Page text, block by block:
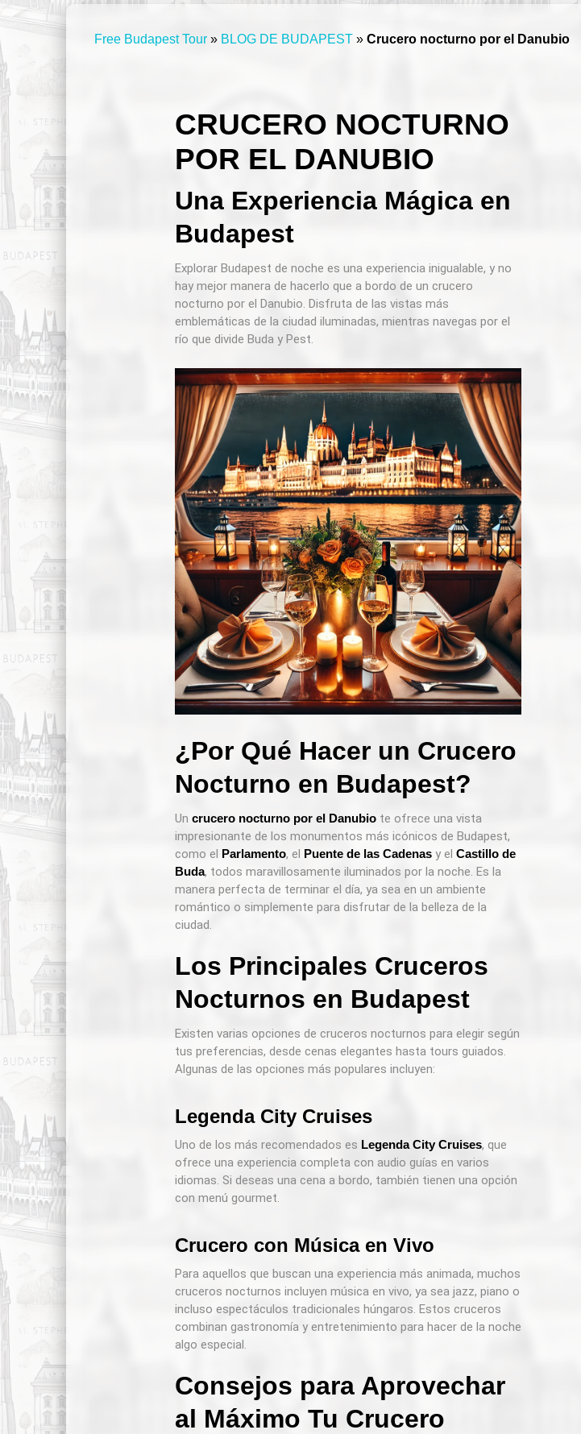
Free Budapest Tour » BLOG DE BUDAPEST » Crucero nocturno por el Danubio
CRUCERO NOCTURNO
POR EL DANUBIO
Una Experiencia Mágica en
Budapest
Explorar Budapest de noche es una experiencia inigualable, y no
hay mejor manera de hacerlo que a bordo de un crucero
nocturno por el Danubio. Disfruta de las vistas más
emblemáticas de la ciudad iluminadas, mientras navegas por el
río que divide Buda y Pest.
¿Por Qué Hacer un Crucero
Nocturno en Budapest?
Un crucero nocturno por el Danubio te ofrece una vista
impresionante de los monumentos más icónicos de Budapest,
como el Parlamento, el Puente de las Cadenas y el Castillo de
Buda, todos maravillosamente iluminados por la noche. Es la
manera perfecta de terminar el día, ya sea en un ambiente
romántico o simplemente para disfrutar de la belleza de la
ciudad.
Los Principales Cruceros
Nocturnos en Budapest
Existen varias opciones de cruceros nocturnos para elegir según
tus preferencias, desde cenas elegantes hasta tours guiados.
Algunas de las opciones más populares incluyen:
Legenda City Cruises
Uno de los más recomendados es Legenda City Cruises, que
ofrece una experiencia completa con audio guías en varios
idiomas. Si deseas una cena a bordo, también tienen una opción
con menú gourmet.
Crucero con Música en Vivo
Para aquellos que buscan una experiencia más animada, muchos
cruceros nocturnos incluyen música en vivo, ya sea jazz, piano o
incluso espectáculos tradicionales húngaros. Estos cruceros
combinan gastronomía y entretenimiento para hacer de la noche
algo especial.
Consejos para Aprovechar
al Máximo Tu Crucero